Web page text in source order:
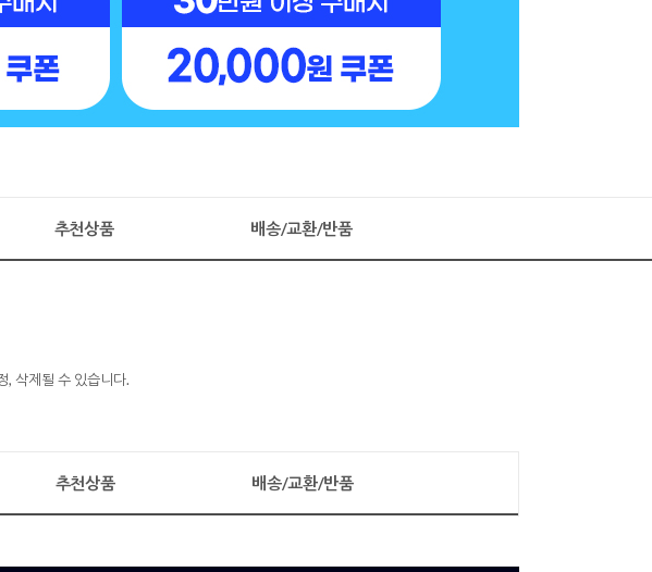
추천상품 배송/교환/반품
, 삭제될 수 있습니다.
추천상품 배송/교환/반품